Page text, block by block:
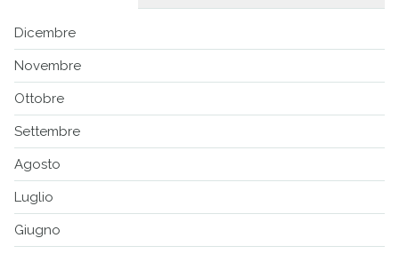
Dicembre
Novembre
Ottobre
Settembre
Agosto
Luglio
Giugno